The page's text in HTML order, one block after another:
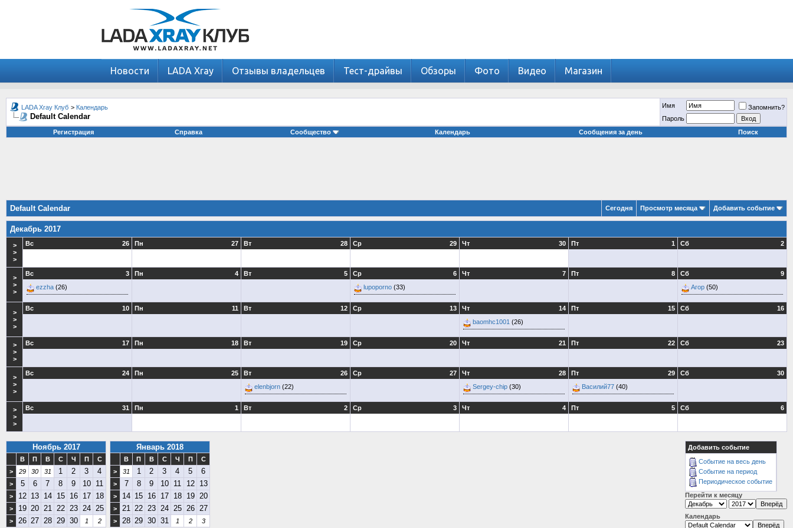
Новости LADA Xray Отзывы владельцев Тест-драйвы Обзоры Фото Видео Магазин
LADA Xray Клуб > Календарь
Default Calendar
Имя
Запомнить?
Пароль
Регистрация
Справка Сообщество Календарь Сообщения за день Поиск
Default Calendar Сегодня Просмотр месяца Добавить событие
Декабрь 2017
>
>
>
26
Вс 27
Пн 28
Вт 29
Ср 30
Чт 1
Пт 2
Сб
>
>
>
3
Вс
ezzha (26)
4
Пн 5
Вт 6
Ср
lupoporno (33)
7
Чт 8
Пт 9
Сб
Агор (50)
>
>
>
10
Вс 11
Пн 12
Вт 13
Ср 14
Чт
baomhc1001 (26)
15
Пт 16
Сб
>
>
>
17
Вс 18
Пн 19
Вт 20
Ср 21
Чт 22
Пт 23
Сб
>
>
>
24
Вс 25
Пн 26
Вт
elenbjorn (22)
27
Ср 28
Чт
Sergey-chip (30)
29
Пт
Василий77 (40)
30
Сб
>
>
>
31
Вс 1
Пн 2
Вт 3
Ср 4
Чт 5
Пт 6
Сб
Ноябрь 2017
В П В С Ч П
С
>
29 30 31 1 2 3 4
> 5 6 7 8 9 10 11
> 12 13 14 15 16 17 18
> 19 20 21 22 23 24 25
> 26 27 28 29 30 1 2
Январь 2018
В П В С Ч П
С
>
31 1 2 3 4 5 6
> 7 8 9 10 11 12 13
> 14 15 16 17 18 19 20
> 21 22 23 24 25 26 27
> 28 29 30 31 1 2 3
Добавить событие
Событие на весь день
Событие на период
Периодическое событие
Перейти к месяцу
Календарь